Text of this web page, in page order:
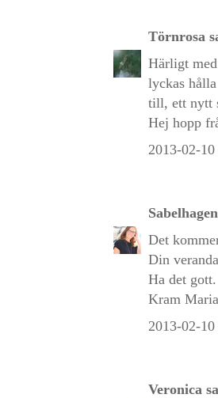
Törnrosa
Härligt
lyckas
till, ett nytt
Hej hopp
2013-02-
Det
Din
Ha det gott.
Kram Maria
2013-02-
Veronica